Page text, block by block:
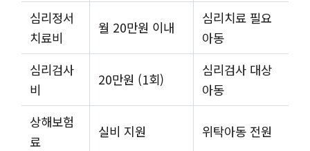
심리정서
치료비
월 20만원 이내
심리치료 필요
아동
심리검사
비
20만원 (1회)
심리검사 대상
아동
상해보험
료
실비 지원 위탁아동 전원